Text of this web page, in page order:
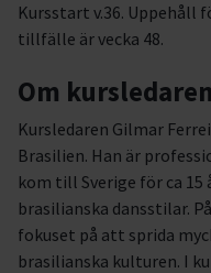
Kursstart v.36. Uppehåll
tillfälle är vecka 48.
Om kursledaren
Kursledaren Gilmar
Brasilien. Han är
kom till Sverige för ca 15
brasilianska dansstilar.
fokuset på att sprida
brasilianska kulturen. I